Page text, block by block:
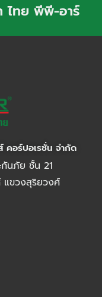
ไทย พีพี-อาร์
คอร์ปอเรชั่น จำกัด
กันภัย ชั้น 21
แขวงสุริยวงศ์